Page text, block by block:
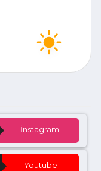
İnstagram
Youtube